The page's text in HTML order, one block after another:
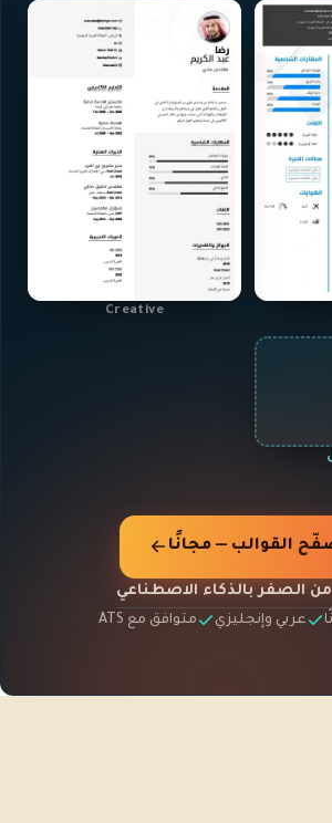
Creative
القوالب — مجانًا
من الصفر بالذكاء الاصطناعي
عربي وإنجليزي متوافق مع ATS